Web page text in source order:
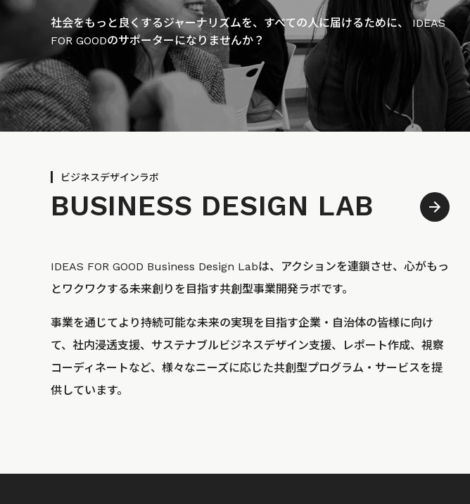
社会をもっと良くするジャーナリズムを、すべての人に届けるために、 IDEAS
FOR GOODのサポーターになりませんか？
ビジネスデザインラボ
BUSINESS DESIGN LAB
IDEAS FOR GOOD Business Design Labは、アクションを連鎖させ、心がもっ
とワクワクする未来創りを目指す共創型事業開発ラボです。
事業を通じてより持続可能な未来の実現を目指す企業・自治体の皆様に向け
て、社内浸透支援、サステナブルビジネスデザイン支援、レポート作成、視察
コーディネートなど、様々なニーズに応じた共創型プログラム・サービスを提
供しています。